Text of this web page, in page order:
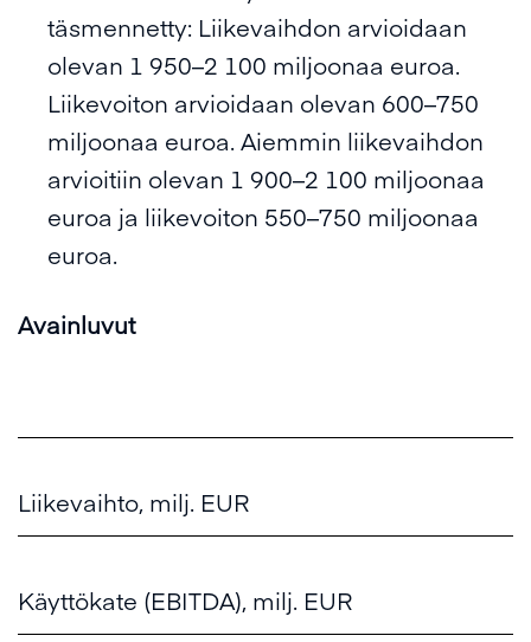
täsmennetty: Liikevaihdon arvioidaan
olevan 1 950–2 100 miljoonaa euroa.
Liikevoiton arvioidaan olevan 600–750
miljoonaa euroa. Aiemmin liikevaihdon
arvioitiin olevan 1 900–2 100 miljoonaa
euroa ja liikevoiton 550–750 miljoonaa
euroa.
Avainluvut
Liikevaihto, milj. EUR
Käyttökate (EBITDA), milj. EUR